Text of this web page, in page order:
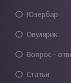
Юзербар
Овулярик
Вопрос -
Статьи